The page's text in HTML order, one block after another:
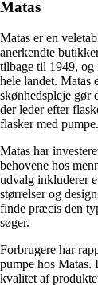
Matas
Matas er en
anerkendte
tilbage til 1949, og
hele landet. Matas
skønhedspleje gør
der leder efter
flasker med pumpe.
Matas har
behovene hos
udvalg inkluderer
størrelser og
finde præcis den
søger.
Forbrugere har
pumpe hos Matas.
kvalitet af